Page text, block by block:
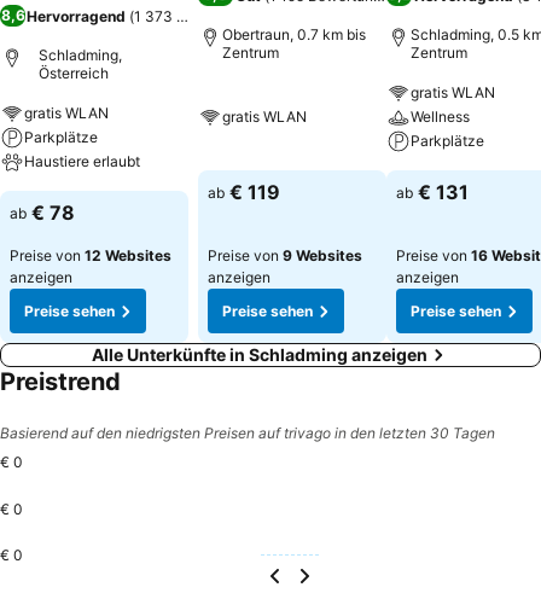
Sonnen-Terrasse mit wunderbarem Blick über das Ennstal.
8,6Hervorragend (1 373 Bewertungen
Schladming,
Österreich
gratis WLAN
Parkplätze
Haustiere erlaubt
ab € 78
Preise von 12 Websites
anzeigen
Preise sehen
Obertraun, 0.7 km bis
Zentrum
gratis WLAN
ab € 119
Preise von 9 Websites
anzeigen
Preise sehen
Schladming, 0.5
Zentrum
gratis WLAN
Wellness
Parkplätze
ab € 131
Preise von 16
anzeigen
Preise sehen
Alle Unterkünfte in Schladming anzeigen
Preistrend
Basierend auf den niedrigsten Preisen auf trivago in den letzten 30 Tagen
€ 0
€ 0
€ 0